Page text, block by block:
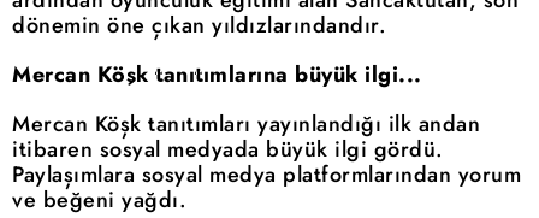
dönemin öne çıkan yıldızlarındandır.
Mercan Köşk tanıtımlarına büyük ilgi...
Mercan Köşk tanıtımları yayınlandığı ilk andan
itibaren sosyal medyada büyük ilgi gördü.
Paylaşımlara sosyal medya platformlarından yorum
ve beğeni yağdı.